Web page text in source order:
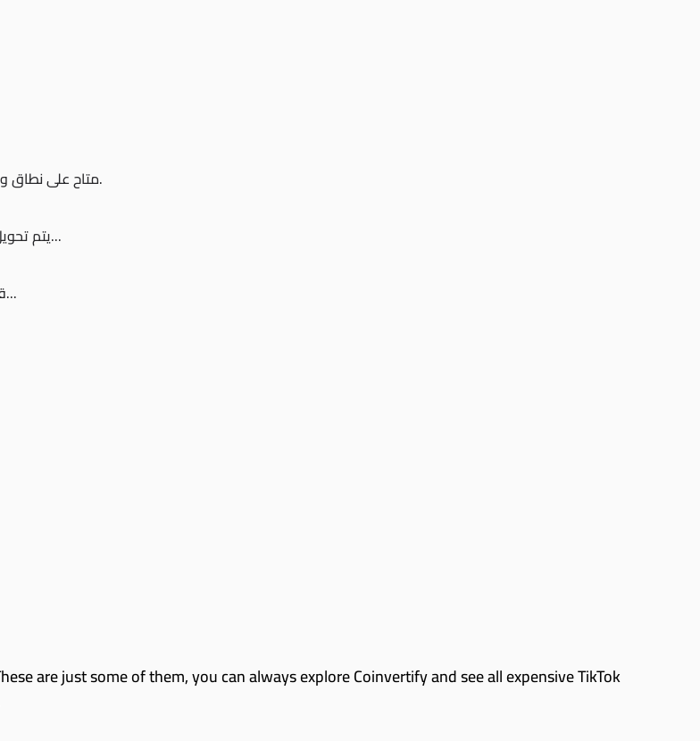
نعم، Fake smile متاح على نطاق واسع في الأماكن التي يتوفر فيها برنامج الهدايا على تيك توك.
يتم تحويل جميع الهدايا إلى ألماسات، والتي يمكن استردادها من حسابك على تيك توك...
قد تفرض تيك توك أحيانًا حدودًا على عدد الهدايا التي يمكن للمستخدم إرسالها...